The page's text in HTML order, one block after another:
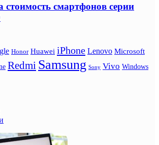
стоимость смартфонов серии
Honor Huawei iPhone Lenovo Microsoft
Redmi Samsung Sony Vivo Windows